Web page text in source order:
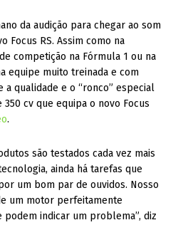
da audição para chegar ao som
Focus RS. Assim como na
competição na Fórmula 1 ou na
equipe muito treinada e com
a qualidade e o “ronco” especial
cv que equipa o novo Focus
.
são testados cada vez mais
ainda há tarefas que
um bom par de ouvidos. Nosso
um motor perfeitamente
indicar um problema”, diz